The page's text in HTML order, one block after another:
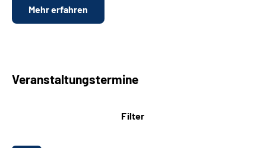
Mehr erfahren
Veranstaltungstermine
Filter